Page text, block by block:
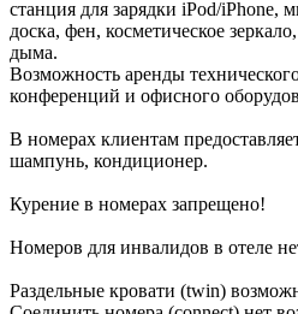
станция для зарядки iPod/iPhone,
доска, фен, косметическое
дыма.
Возможность аренды
конференций и офисного
В номерах клиентам
шампунь, кондиционер.
Курение в номерах запрещено!
Номеров для инвалидов в отеле
Раздельные кровати (twin)